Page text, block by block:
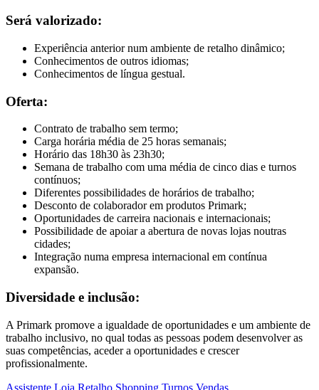
Será valorizado:
Experiência anterior num ambiente de retalho dinâmico;
Conhecimentos de outros idiomas;
Conhecimentos de língua gestual.
Oferta:
Contrato de trabalho sem termo;
Carga horária média de 25 horas semanais;
Horário das 18h30 às 23h30;
Semana de trabalho com uma média de cinco dias e turnos
contínuos;
Diferentes possibilidades de horários de trabalho;
Desconto de colaborador em produtos Primark;
Oportunidades de carreira nacionais e internacionais;
Possibilidade de apoiar a abertura de novas lojas noutras
cidades;
Integração numa empresa internacional em contínua
expansão.
Diversidade e inclusão:
A Primark promove a igualdade de oportunidades e um ambiente de
trabalho inclusivo, no qual todas as pessoas podem desenvolver as
suas competências, aceder a oportunidades e crescer
profissionalmente.
Assistente Loja Retalho Shopping Turnos Vendas